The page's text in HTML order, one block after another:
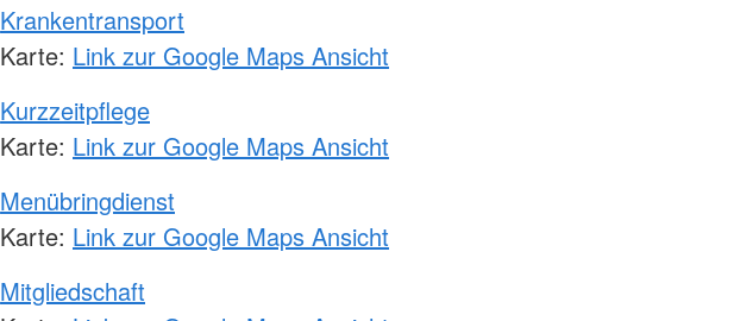
Krankentransport
Karte: Link zur Google Maps Ansicht
Kurzzeitpflege
Karte: Link zur Google Maps Ansicht
Menübringdienst
Karte: Link zur Google Maps Ansicht
Mitgliedschaft